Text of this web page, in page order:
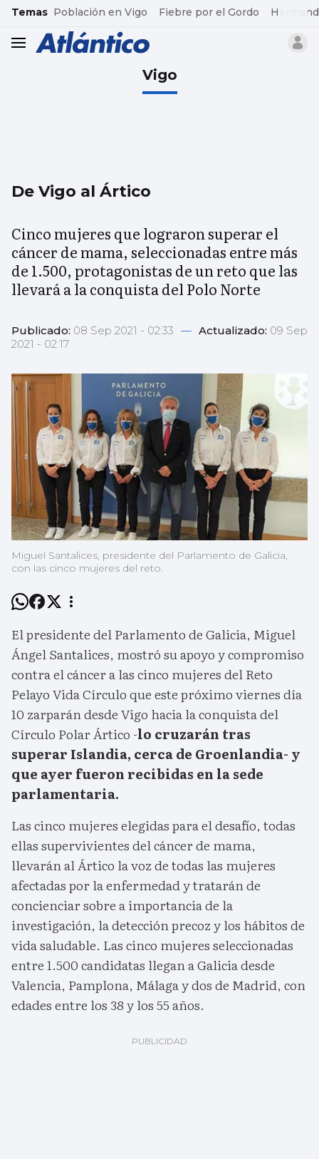
common.go-to-content
Temas Población en Vigo Fiebre por el Gordo
header.menu.open
Vigo
De Vigo al Ártico
Cinco mujeres que lograron superar el
cáncer de mama, seleccionadas entre más
de 1.500, protagonistas de un reto que las
llevará a la conquista del Polo Norte
Publicado: 08 Sep 2021 - 02:33 — Actualizado: 09 Sep
2021 - 02:17
Miguel Santalices, presidente del Parlamento de Galicia,
con las cinco mujeres del reto.
El presidente del Parlamento de Galicia, Miguel
Ángel Santalices, mostró su apoyo y compromiso
contra el cáncer a las cinco mujeres del Reto
Pelayo Vida Círculo que este próximo viernes día
10 zarparán desde Vigo hacia la conquista del
Círculo Polar Ártico -lo cruzarán tras
superar Islandia, cerca de Groenlandia- y
que ayer fueron recibidas en la sede
parlamentaria.
Las cinco mujeres elegidas para el desafío, todas
ellas supervivientes del cáncer de mama,
llevarán al Ártico la voz de todas las mujeres
afectadas por la enfermedad y tratarán de
concienciar sobre a importancia de la
investigación, la detección precoz y los hábitos de
vida saludable. Las cinco mujeres seleccionadas
entre 1.500 candidatas llegan a Galicia desde
Valencia, Pamplona, Málaga y dos de Madrid, con
edades entre los 38 y los 55 años.